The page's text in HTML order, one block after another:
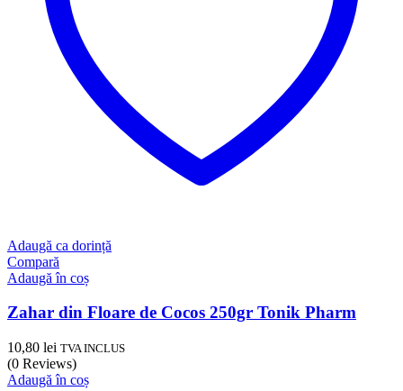
Adaugă ca dorință
Compară
Adaugă în coș
Zahar din Floare de Cocos 250gr Tonik Pharm
10,80 lei TVA INCLUS
(0 Reviews)
Adaugă în coș